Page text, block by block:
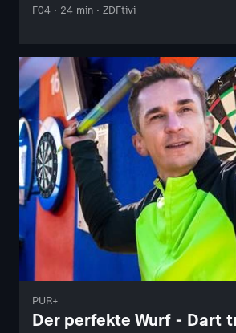
F04 · 24 min · ZDFtivi
PUR+
Der perfekte Wurf - Dart